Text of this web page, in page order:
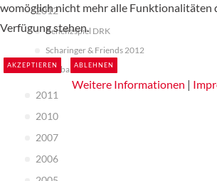
2012
Benefizspiel DRK
Scharinger & Friends 2012
Fußball EM 2012
2011
2010
2007
2006
womöglich nicht mehr alle Funktionalitäten
Verfügung stehen.
AKZEPTIEREN ABLEHNEN
Weitere Informationen |